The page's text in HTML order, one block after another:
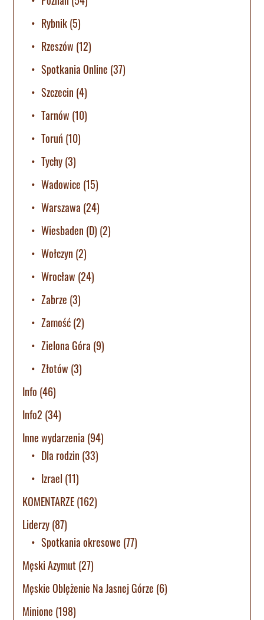
Rybnik(5)
Rzeszów (12)
Spotkania Online (37)
Szczecin (4)
Tarnów (10)
Toruń (10)
Tychy(3)
Wadowice (15)
Warszawa (24)
Wiesbaden (D) (2)
Wołczyn (2)
Wrocław (24)
Zabrze (3)
Zamość(2)
Zielona Góra (9)
Złotów (3)
Info (46)
Info2 (34)
Inne wydarzenia (94)
Dla rodzin (33)
Izrael (11)
KOMENTARZE(162)
Liderzy(87)
Spotkania okresowe (77)
Męski Azymut (27)
Męskie Oblężenie Na Jasnej Górze (6)
Minione (198)